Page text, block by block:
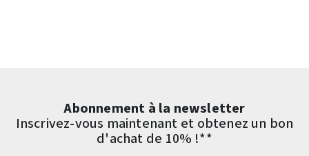
Abonnement à la newsletter
Inscrivez-vous maintenant et obtenez un bon
d'achat de 10% !**